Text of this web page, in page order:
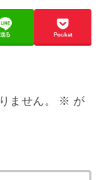
送る Pocket
ません。 ※ が